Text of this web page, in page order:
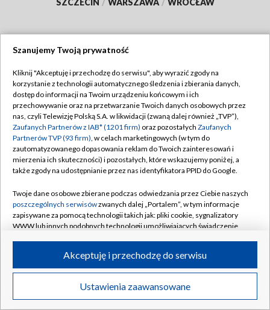
SZCZECIN / WARSZAWA / WROCŁAW
TVP
Abonament TVP
Emisja w TVP
Centrum informacji TVP
Naziemna Telewizja Cyfrowa
Rada Programowa
System NOS
Informacje o nadawcy
Program dla prasy
Ogłoszenie przetargowe
Regulamin TVP
Polityka prywatności
Moje zgody
Pomoc
Kontakt
Kanały
©2026 Telewizja Polska S.A. w likwidacji
Szanujemy Twoją prywatność
Kliknij "Akceptuję i przechodzę do serwisu", aby wyrazić zgody na
korzystanie z technologii automatycznego śledzenia i zbierania danych,
dostęp do informacji na Twoim urządzeniu końcowym i ich
przechowywanie oraz na przetwarzanie Twoich danych osobowych przez
nas, czyli Telewizję Polską S.A. w likwidacji (zwaną dalej również „TVP”),
Zaufanych Partnerów z IAB* (1201 firm) oraz pozostałych Zaufanych
Partnerów TVP (93 firm), w celach marketingowych (w tym do
zautomatyzowanego dopasowania reklam do Twoich zainteresowań i
mierzenia ich skuteczności) i pozostałych, które wskazujemy poniżej, a
także zgody na udostępnianie przez nas identyfikatora PPID do Google.
Twoje dane osobowe zbierane podczas odwiedzania przez Ciebie naszych
poszczególnych serwisówzwanych dalej „Portalem”, w tym informacje
zapisywane za pomocą technologii takich jak: pliki cookie, sygnalizatory
WWW lub innych podobnych technologii umożliwiających świadczenie
ruchu w Internecie.
Twoje dane osobowe zbierane podczas odwiedzania przez Ciebie
poszczególnych serwisówna Portalu, takie jak adresy IP, identyfikatory
Ustawienia zaawansowane
Akceptuję i przechodzę do serwisu